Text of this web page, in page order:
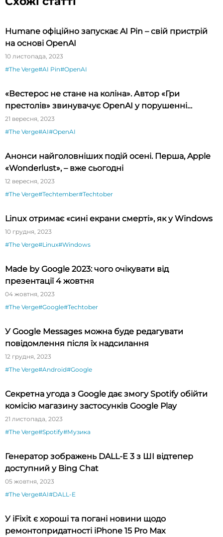
Humane офіційно запускає AI Pin – свій пристрій
на основі OpenAI
10 листопада, 2023
#The Verge#AI Pin#OpenAI
«Вестерос не стане на коліна». Автор «Гри
престолів» звинувачує OpenAI у порушенні
авторських прав
21 вересня, 2023
#The Verge#AI#OpenAI
Анонси найголовніших подій осені. Перша, Apple
«Wonderlust», – вже сьогодні
12 вересня, 2023
#The Verge#Techtember#Techtober
Linux отримає «сині екрани смерті», як у Windows
10 грудня, 2023
#The Verge#Linux#Windows
Made by Google 2023: чого очікувати від
презентації 4 жовтня
04 жовтня, 2023
#The Verge#Google#Techtober
У Google Messages можна буде редагувати
повідомлення після їх надсилання
12 грудня, 2023
#The Verge#Android#Google
Секретна угода з Google дає змогу Spotify обійти
комісію магазину застосунків Google Play
21 листопада, 2023
#The Verge#Spotify#Музика
Генератор зображень DALL-E 3 з ШІ відтепер
доступний у Bing Chat
05 жовтня, 2023
#The Verge#AI#DALL-E
У iFixit є хороші та погані новини щодо
ремонтопридатності iPhone 15 Pro Max